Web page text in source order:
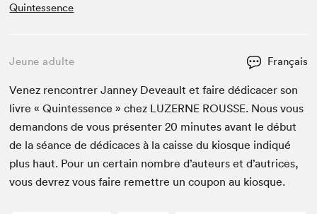
Quintessence
Jeune adulte Français
Venez ren­con­tr­er Jan­ney Deveault et faire dédi­cac­er son
livre « Quin­tes­sence » chez LUZERNE ROUSSE. Nous vous
deman­dons de vous présen­ter20 min­utes avant le début
de la séance de dédi­caces à la caisse du kiosque indiqué
plus haut. Pour un cer­tain nom­bre d’auteurs et d’autrices,
vous devrez vous faire remet­tre un coupon au kiosque.